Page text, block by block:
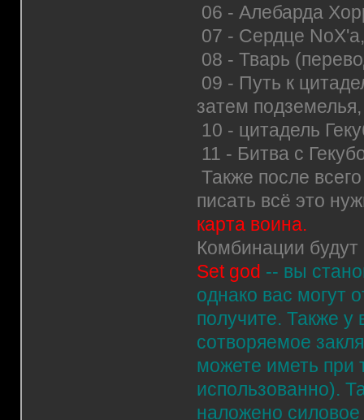
06 - Алебарда
07 - Сердце
08 - Тварь
09 - Путь к
затем
10 - цитадель
11 - Битва с
Также после
писать всё это
карта воина.
Комбинации
Set god -- вы
однако вас могут
получите. Также у
сотворяемое
можете иметь при
использованно).
наложено силовое